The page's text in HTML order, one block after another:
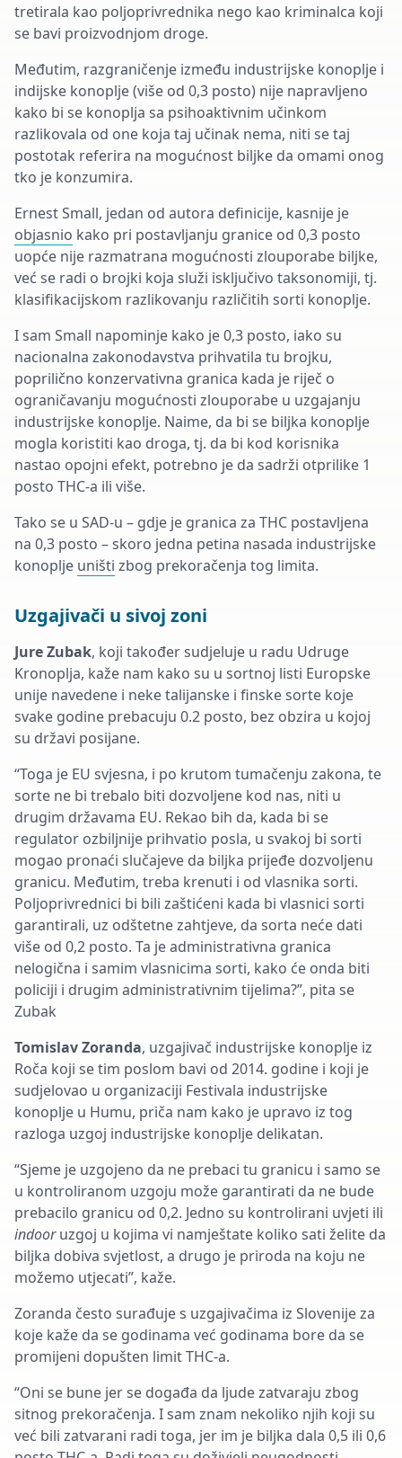
tretirala kao poljoprivrednika nego kao kriminalca koji
se bavi proizvodnjom droge.
Međutim, razgraničenje između industrijske konoplje i
indijske konoplje (više od 0,3 posto) nije napravljeno
kako bi se konoplja sa psihoaktivnim učinkom
razlikovala od one koja taj učinak nema, niti se taj
postotak referira na mogućnost biljke da omami onog
tko je konzumira.
Ernest Small, jedan od autora definicije, kasnije je
objasnio kako pri postavljanju granice od 0,3 posto
uopće nije razmatrana mogućnosti zlouporabe biljke,
već se radi o brojki koja služi isključivo taksonomiji, tj.
klasifikacijskom razlikovanju različitih sorti konoplje.
I sam Small napominje kako je 0,3 posto, iako su
nacionalna zakonodavstva prihvatila tu brojku,
poprilično konzervativna granica kada je riječ o
ograničavanju mogućnosti zlouporabe u uzgajanju
industrijske konoplje. Naime, da bi se biljka konoplje
mogla koristiti kao droga, tj. da bi kod korisnika
nastao opojni efekt, potrebno je da sadrži otprilike 1
posto THC-a ili više.
Tako se u SAD-u – gdje je granica za THC postavljena
na 0,3 posto – skoro jedna petina nasada industrijske
konoplje uništi zbog prekoračenja tog limita.
Uzgajivači u sivoj zoni
Jure Zubak, koji također sudjeluje u radu Udruge
Kronoplja, kaže nam kako su u sortnoj listi Europske
unije navedene i neke talijanske i finske sorte koje
svake godine prebacuju 0.2 posto, bez obzira u kojoj
su državi posijane.
“Toga je EU svjesna, i po krutom tumačenju zakona, te
sorte ne bi trebalo biti dozvoljene kod nas, niti u
drugim državama EU. Rekao bih da, kada bi se
regulator ozbiljnije prihvatio posla, u svakoj bi sorti
mogao pronaći slučajeve da biljka prijeđe dozvoljenu
granicu. Međutim, treba krenuti i od vlasnika sorti.
Poljoprivrednici bi bili zaštićeni kada bi vlasnici sorti
garantirali, uz odštetne zahtjeve, da sorta neće dati
više od 0,2 posto. Ta je administrativna granica
nelogična i samim vlasnicima sorti, kako će onda biti
policiji i drugim administrativnim tijelima?”, pita se
Zubak
Tomislav Zoranda, uzgajivač industrijske konoplje iz
Roča koji se tim poslom bavi od 2014. godine i koji je
sudjelovao u organizaciji Festivala industrijske
konoplje u Humu, priča nam kako je upravo iz tog
razloga uzgoj industrijske konoplje delikatan.
“Sjeme je uzgojeno da ne prebaci tu granicu i samo se
u kontroliranom uzgoju može garantirati da ne bude
prebacilo granicu od 0,2. Jedno su kontrolirani uvjeti ili
indooruzgoj u kojima vi namještate koliko sati želite da
biljka dobiva svjetlost, a drugo je priroda na koju ne
možemo utjecati”, kaže.
Zoranda često surađuje s uzgajivačima iz Slovenije za
koje kaže da se godinama već godinama bore da se
promijeni dopušten limit THC-a.
“Oni se bune jer se događa da ljude zatvaraju zbog
sitnog prekoračenja. I sam znam nekoliko njih koji su
već bili zatvarani radi toga, jer im je biljka dala 0,5 ili 0,6